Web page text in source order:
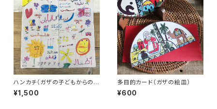
ハンカチ（ガザの子どもからの絵
手紙）
¥1,500
多目的カード（ガザの絵皿）
¥600